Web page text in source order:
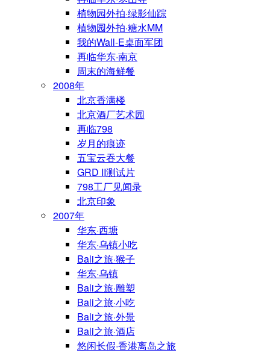
植物园外拍·绿影仙踪
植物园外拍·糖水MM
我的Wall-E桌面军团
再临华东·南京
周末的海鲜餐
2008年
北京香满楼
北京酒厂艺术园
再临798
岁月的痕迹
五宝云吞大餐
GRD II测试片
798工厂见闻录
北京印象
2007年
华东·西塘
华东·乌镇小吃
Bali之旅·猴子
华东·乌镇
Bali之旅·雕塑
Bali之旅·小吃
Bali之旅·外景
Bali之旅·酒店
悠闲长假·香港离岛之旅